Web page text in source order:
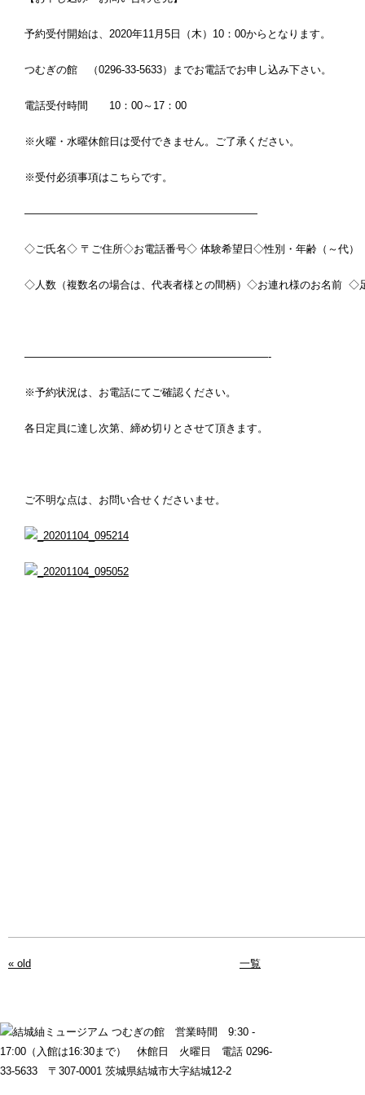
予約受付開始は、2020年11月5日（木）10：00からとなります。
つむぎの館 （0296-33-5633）までお電話でお申し込み下さい。
電話受付時間 10：00～17：00
※火曜・水曜休館日は受付できません。ご了承ください。
※受付必須事項はこちらです。
——————————————————————
◇ご氏名◇ 〒ご住所◇お電話番号◇ 体験希望日◇性別・年齢（～代）
◇人数（複数名の場合は、代表者様との間柄）◇お連れ様のお名前 ◇
———————————————————————-
※予約状況は、お電話にてご確認ください。
各日定員に達し次第、締め切りとさせて頂きます。
ご不明な点は、お問い合せくださいませ。
« old 一覧